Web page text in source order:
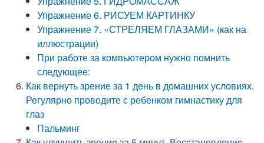
Упражнение 6. РИСУЕМ КАРТИНКУ
Упражнение 7. «СТРЕЛЯЕМ ГЛАЗАМИ» (как на
иллюстрации)
При работе за компьютером нужно помнить
следующее:
Как вернуть зрение за 1 день в домашних условиях.
Регулярно проводите с ребенком гимнастику для
глаз
Пальминг